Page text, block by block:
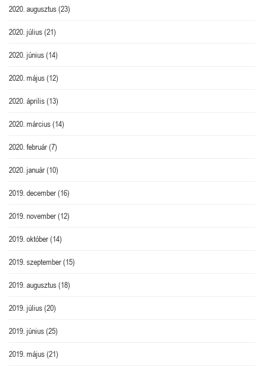
2020. augusztus(23)
2020. július(21)
2020. június(14)
2020. május(12)
2020. április(13)
2020. március(14)
2020. február(7)
2020. január(10)
2019. december(16)
2019. november(12)
2019. október(14)
2019. szeptember(15)
2019. augusztus(18)
2019. július(20)
2019. június(25)
2019. május(21)